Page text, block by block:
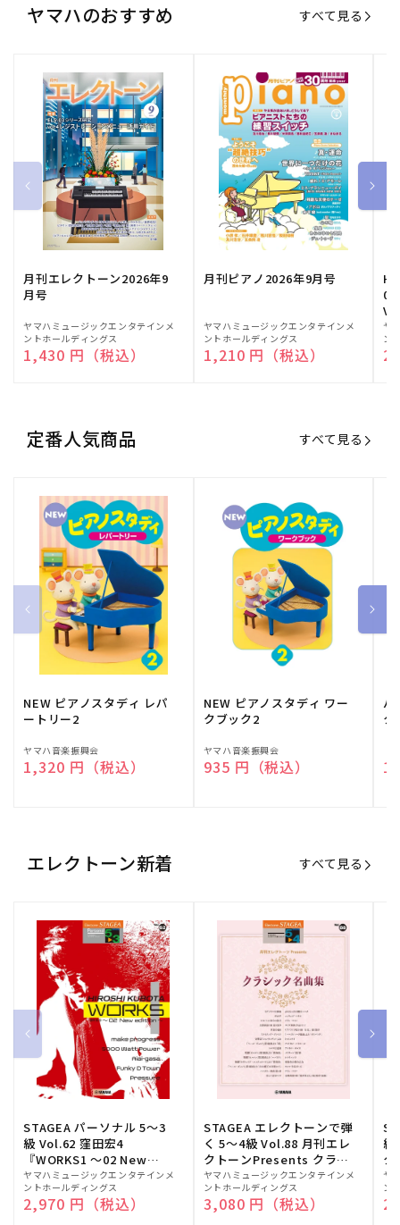
ヤマハのおすすめ すべて見る
月刊エレクトーン2026年9
月号
販
売
元:
ヤマハミュージックエンタテインメ
ントホールディングス
通常価格
1,430 円（税込）
月刊ピアノ2026年9月号
販
売
元:
ヤマハミュージックエンタテインメ
ントホールディングス
通常価格
1,210 円（税込）
販
売
元:
ヤ
ン
定番人気商品 すべて見る
NEW ピアノスタディ レパ
ートリー2
販
売
ヤマハ音楽振興会
通常価格
1,320 円（税込）
NEW ピアノスタディ ワー
クブック2
販
売
ヤマハ音楽振興会
通常価格
935 円（税込）
バ
ク
売
エレクトーン新着 すべて見る
STAGEA パーソナル 5～3
級 Vol.62 窪田宏4
『WORKS1 ～02 New
edition～』
販
売
元:
ヤマハミュージックエンタテインメ
ントホールディングス
通常価格
2,970 円（税込）
STAGEA エレクトーンで弾
く 5～4級 Vol.88 月刊エレ
クトーンPresents クラシ
ック名曲集
販
売
元:
ヤマハミュージックエンタテインメ
ントホールディングス
通常価格
3,080 円（税込）
級
ク
販
売
元:
ヤ
ン